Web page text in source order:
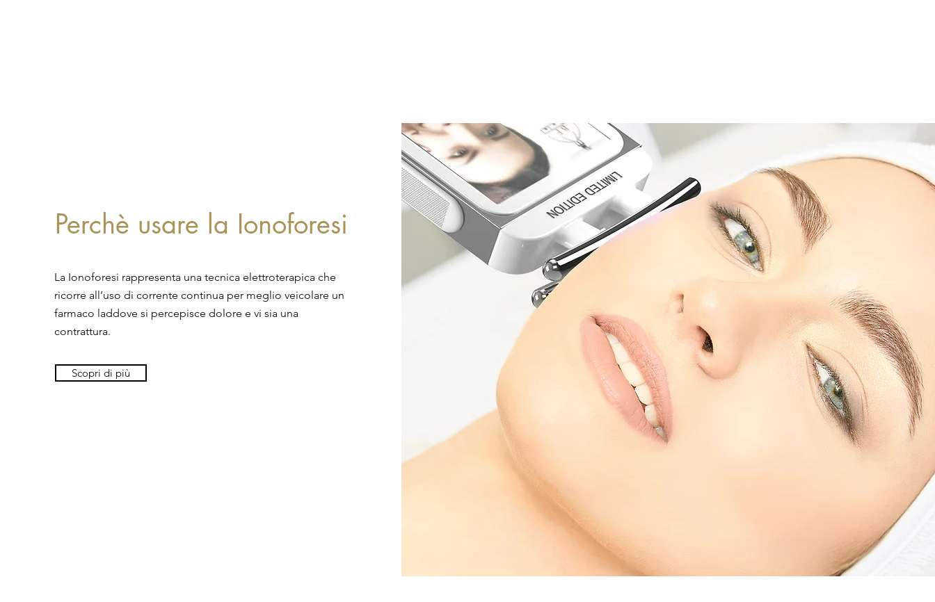
Perchè usare la Ionoforesi
La Ionoforesi rappresenta una tecnica elettroterapica che
ricorre all’uso di corrente continua per meglio veicolare un
farmaco laddove si percepisce dolore e vi sia una
contrattura.
Scopri di più